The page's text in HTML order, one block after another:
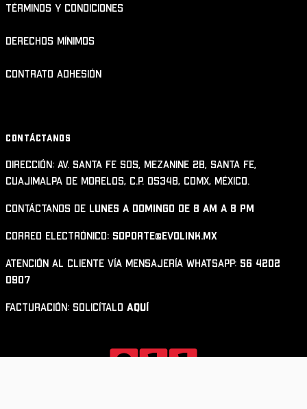
Términos y condiciones
Derechos Mínimos
Contrato Adhesión
CONTÁCTANOS
Dirección: Av. Santa Fe 505, Mezanine 2B, Santa Fe,
Cuajimalpa de Morelos, C.P. 05348, CDMX, México.
Contáctanos de Lunes a Domingo de 8 am a 8 pm
Correo electrónico: soporte@evolink.mx
Atención al cliente vía mensajería WhatsApp: 56 4202
0907
Facturación: solicítalo aquí